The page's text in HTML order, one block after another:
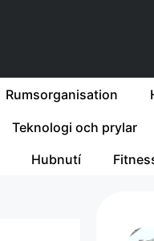
Rumsorganisation
Teknologi och prylar
Hubnutí